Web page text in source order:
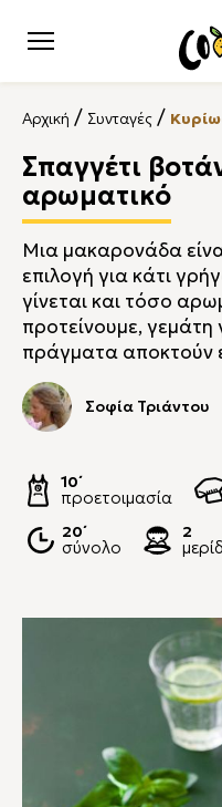
Αρχική / Συνταγές /
Σπαγγέτι
αρωματικό
Μια μακαρονάδα
επιλογή για κάτι
γίνεται και τόσο
προτείνουμε,
πράγματα αποκτούν
Σοφία Τριάντου
10΄
προετοιμασία
20΄
σύνολο
2